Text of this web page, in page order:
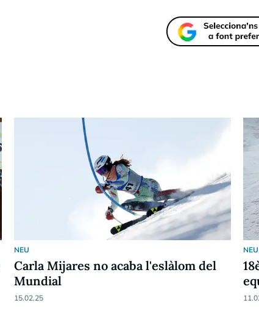
NEU
Carla Mijares no acaba l'eslàlom del
Mundial
15.02.25
NEU